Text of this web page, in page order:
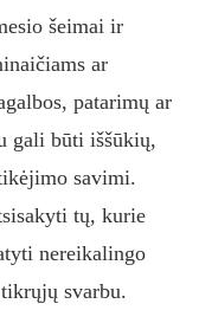
šeimai ir
ar
patarimų ar
gali būti iššūkių,
savimi.
tų, kurie
nereikalingo
svarbu.